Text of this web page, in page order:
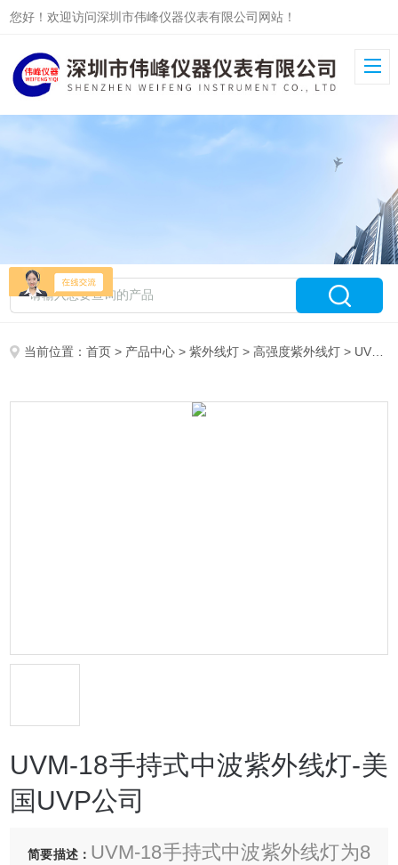
您好！欢迎访问深圳市伟峰仪器仪表有限公司网站！
当前位置：首页 > 产品中心 >紫外线灯 >高强度紫外线灯 > UVM-18手持式中波紫外线灯-美国UVP公司
UVM-18手持式中波紫外线灯-美
国UVP公司
简要描述： UVM-18手持式中波紫外线灯为8